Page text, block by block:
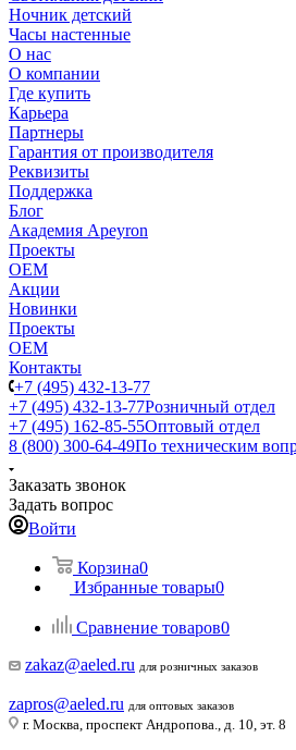
Ночник детский
Часы настенные
О нас
О компании
Где купить
Карьера
Партнеры
Гарантия от производителя
Реквизиты
Поддержка
Блог
Академия Apeyron
Проекты
ОЕМ
Акции
Новинки
Проекты
ОЕМ
Контакты
+7 (495) 432-13-77
+7 (495) 432-13-77Розничный отдел
+7 (495) 162-85-55Оптовый отдел
8 (800) 300-64-49По техническим
Заказать звонок
Задать вопрос
Войти
Корзина0
Избранные товары0
Сравнение товаров0
zakaz@aeled.ru для розничных заказов
zapros@aeled.ru для оптовых заказов
г. Москва, проспект Андропова., д. 10, эт. 8